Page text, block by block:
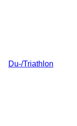
Du-/Triathlon